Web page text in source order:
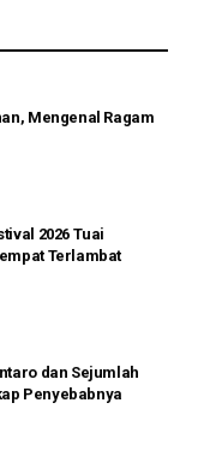
Mengenal Ragam
2026 Tuai
Terlambat
dan Sejumlah
Penyebabnya